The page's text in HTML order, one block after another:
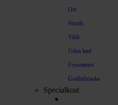
Ost
Struds
Vildt
Uden kød
Frysetørret
Godbidstaske
Specialkost